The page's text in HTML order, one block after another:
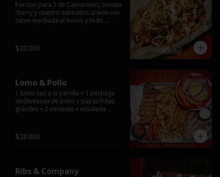
Porcion para 3 de Camarones, tomate
cherry y cilantro salteados al wok con
carne mechada al horno y todo
casera.
$20.000
Lomo & Pollo
1 lomo liso a la parrilla + 1 pechuga
deshuesada de pollo + papas fritas
grandes + 2 vienesas + ensalada
$28.000
Ribs & Company